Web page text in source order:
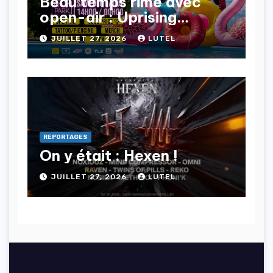
open-air : Uprising
Project s’impose !
JUILLET 27, 2026 LUTEL
REPORTAGES
On y était : Hexen !
JUILLET 27, 2026 LUTEL